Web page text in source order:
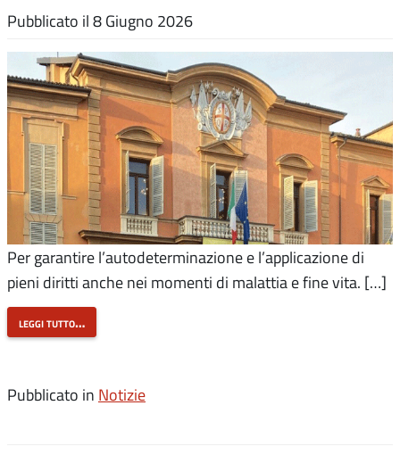
Pubblicato il 8 Giugno 2026
Per garantire l’autodeterminazione e l’applicazione di
pieni diritti anche nei momenti di malattia e fine vita. […]
leggi tutto…
Pubblicato in Notizie